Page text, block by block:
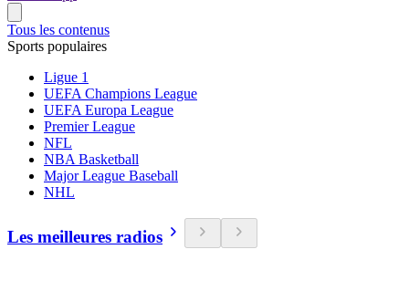
Tous les contenus
Sports populaires
Ligue 1
UEFA Champions League
UEFA Europa League
Premier League
NFL
NBA Basketball
Major League Baseball
NHL
Les meilleures radios